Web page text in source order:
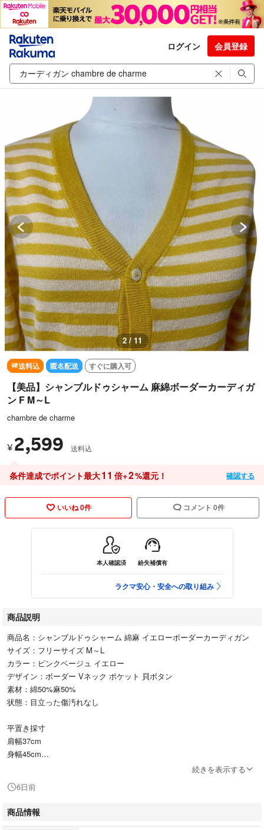
ログイン 会員登録
2 / 11
送料込 匿名配送 すぐに購入可
【美品】シャンブルドゥシャーム 麻綿ボーダーカーディガ
ン F M～L
chambre de charme
¥ 2,599 送料込
条件達成でポイント最大11 倍+2%還元！ 確認する
いいね 0件 コメント 0件
本人確認済 紛失補償有
ラクマ安心・安全への取り組み
商品説明
商品名：シャンブルドゥシャーム 綿麻 イエローボーダーカーディガン
サイズ：フリーサイズ M～L
カラー：ピンクベージュ イエロー
デザイン：ボーダー Vネック ポケット 貝ボタン
素材：綿50%麻50%
状態：目立った傷汚れなし
平置き採寸
肩幅37cm
身幅45cm
お目に留めて頂きありがとうございます。
続きを表示する
6日前
商品情報